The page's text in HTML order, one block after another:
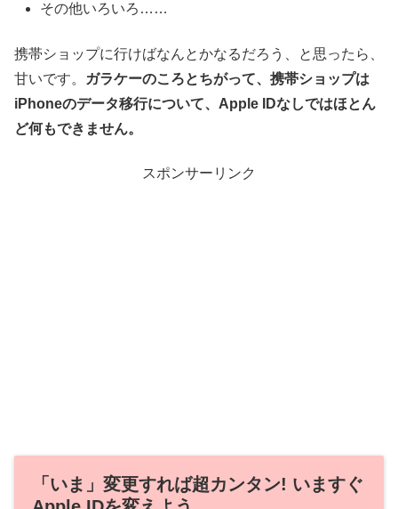
その他いろいろ……
携帯ショップに行けばなんとかなるだろう、と思ったら、
甘いです。
ガラケーのころとちがって、携帯ショップは
iPhoneのデータ移行について、Apple IDなしではほとん
ど何もできません。
スポンサーリンク
「いま」変更すれば超カンタン! いますぐ